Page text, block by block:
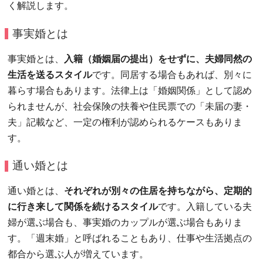
く解説します。
事実婚とは
事実婚とは、
入籍（婚姻届の提出）をせずに、夫婦同然の
生活を送るスタイルです。同居する場合もあれば、別々に
暮らす場合もあります。法律上は「婚姻関係」として認め
られませんが、社会保険の扶養や住民票での「未届の妻・
夫」記載など、一定の権利が認められるケースもありま
す。
通い婚とは
通い婚とは、 それぞれが別々の住居を持ちながら、定期的
に行き来して関係を続けるスタイルです。入籍している夫
婦が選ぶ場合も、事実婚のカップルが選ぶ場合もありま
す。「週末婚」と呼ばれることもあり、仕事や生活拠点の
都合から選ぶ人が増えています。